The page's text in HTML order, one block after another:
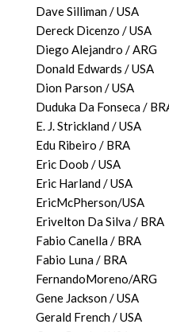
Dave Silliman / USA
Dereck Dicenzo / USA
Diego Alejandro / ARG
Donald Edwards / USA
Dion Parson / USA
Duduka Da Fonseca /
E. J. Strickland / USA
Edu Ribeiro / BRA
Eric Doob / USA
Eric Harland / USA
EricMcPherson/USA
Erivelton Da Silva / BRA
Fabio Canella / BRA
Fabio Luna / BRA
FernandoMoreno/ARG
Gene Jackson / USA
Gerald French / USA